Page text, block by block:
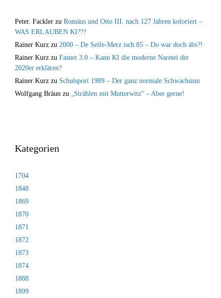
Peter. Fackler zu Romäus und Otto III. nach 127 Jahren koloriert –
WAS ERLAUBEN KI???
Rainer Kurz zu 2000 – De Seife-Merz isch 85 – Do war doch äbs?!
Rainer Kurz zu Fasnet 3.0 – Kann KI die moderne Naretei der
2020er erklären?
Rainer Kurz zu Schulsport 1989 – Der ganz normale Schwachsinn
Wolfgang Bräun zu „Strählen mit Mutterwitz“ – Aber gerne!
Kategorien
1704
1848
1869
1870
1871
1872
1873
1874
1888
1899